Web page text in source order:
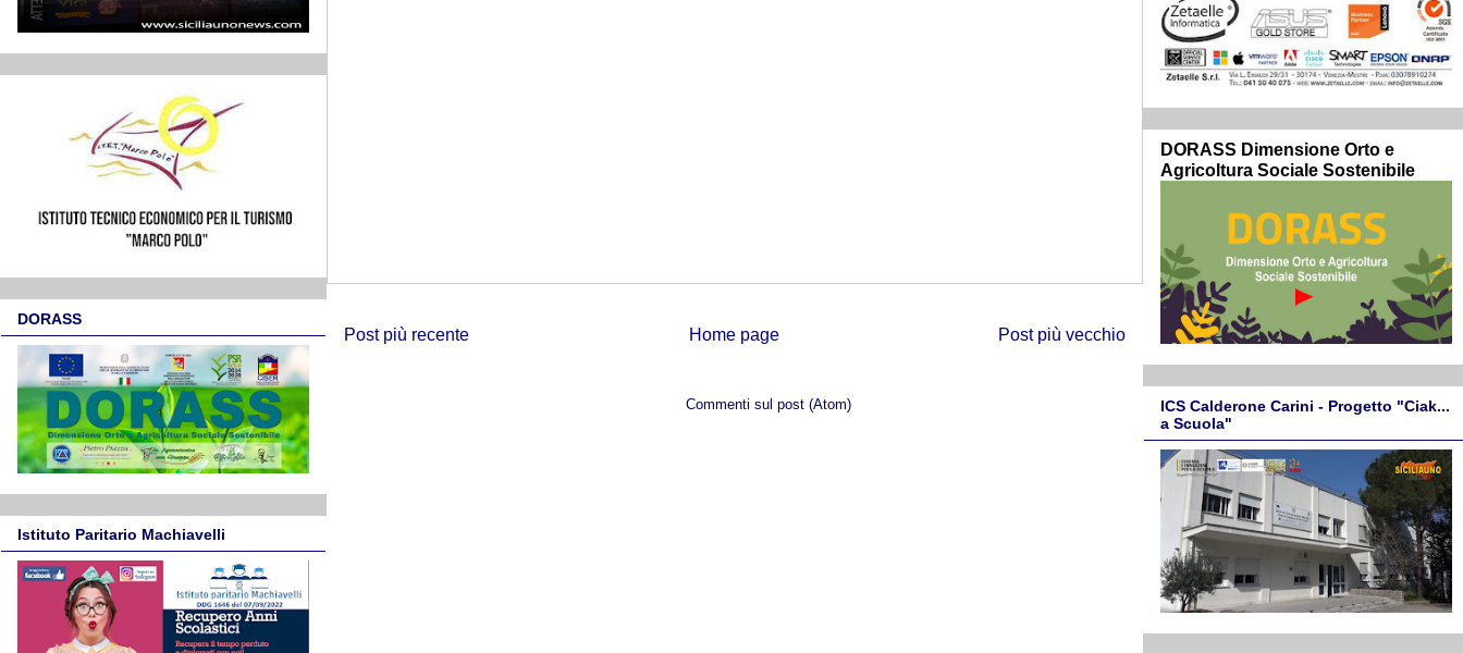
Post più recente Post più vecchio
Home page
Commenti sul post (Atom)
DORASS
Istituto Paritario Machiavelli
DORASS Dimensione Orto e
Agricoltura Sociale Sostenibile
ICS Calderone Carini - Progetto "Ciak...
a Scuola"